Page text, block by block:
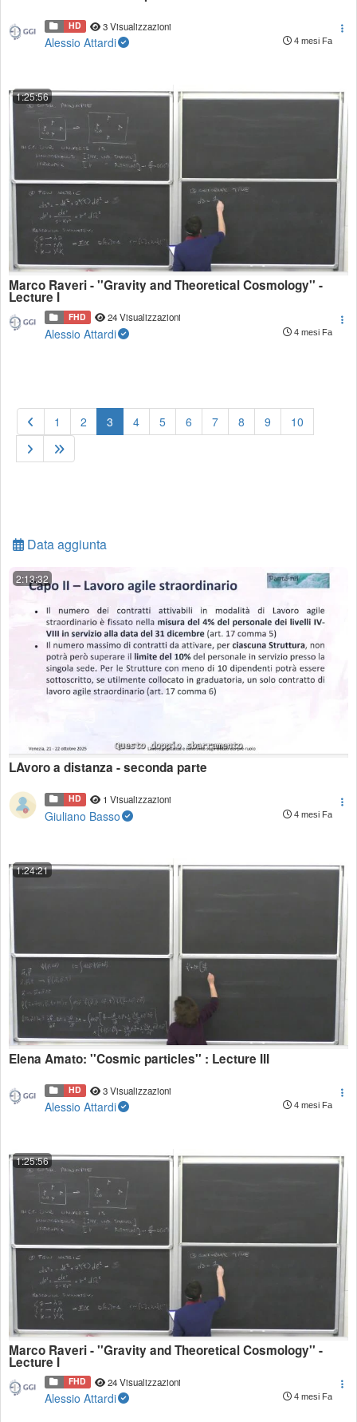
HD 3 Visualizzazioni
Alessio Attardi 4 mesi Fa
1:25:56
Marco Raveri - ''Gravity and Theoretical Cosmology'' -
Lecture I
FHD 24 Visualizzazioni
Alessio Attardi 4 mesi Fa
1 2 3 (current)
4 5 6 7 8 9 10
Data aggiunta
2:13:32
LAvoro a distanza - seconda parte
HD 1 Visualizzazioni
Giuliano Basso 4 mesi Fa
1:24:21
Elena Amato: ''Cosmic particles'' : Lecture III
HD 3 Visualizzazioni
Alessio Attardi 4 mesi Fa
1:25:56
Marco Raveri - ''Gravity and Theoretical Cosmology'' -
Lecture I
FHD 24 Visualizzazioni
Alessio Attardi 4 mesi Fa